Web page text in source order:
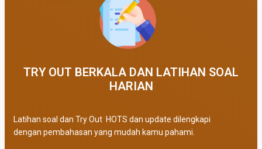
TRY OUT BERKALA DAN LATIHAN SOAL
HARIAN
Latihan soal dan Try Out HOTS dan update dilengkapi
dengan pembahasan yang mudah kamu pahami.